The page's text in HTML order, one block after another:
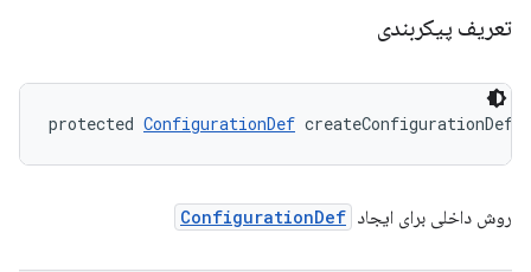
تعریف پیکربندی
protected ConfigurationDef createConfigurationDef
روش داخلی برای ایجاد ConfigurationDef